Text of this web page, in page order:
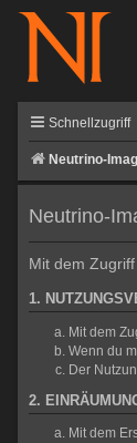
Schnellzugriff
Neutrino-
Neutrino-
Mit dem
1.
Mit dem
Wenn du
Der
2.
Mit dem